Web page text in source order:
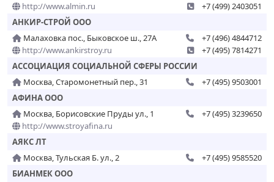
http://www.almin.ru
+7 (499) 2403051
АНКИР-СТРОЙ ООО
Малаховка пос., Быковское ш., 27А
http://www.ankirstroy.ru
+7 (496) 4844712
+7 (495) 7814271
АССОЦИАЦИЯ СОЦИАЛЬНОЙ СФЕРЫ РОССИИ
Москва, Старомонетный пер., 31
+7 (495) 9503001
АФИНА ООО
Москва, Борисовские Пруды ул., 1
http://www.stroyafina.ru
+7 (495) 3239650
АЯКС ЛТ
Москва, Тульская Б. ул., 2
+7 (495) 9585520
БИАНМЕК ООО